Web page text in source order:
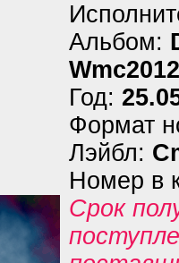
Альбом:
Wmc2012
Год:
Формат
Лэйбл:
Номер в
Срок